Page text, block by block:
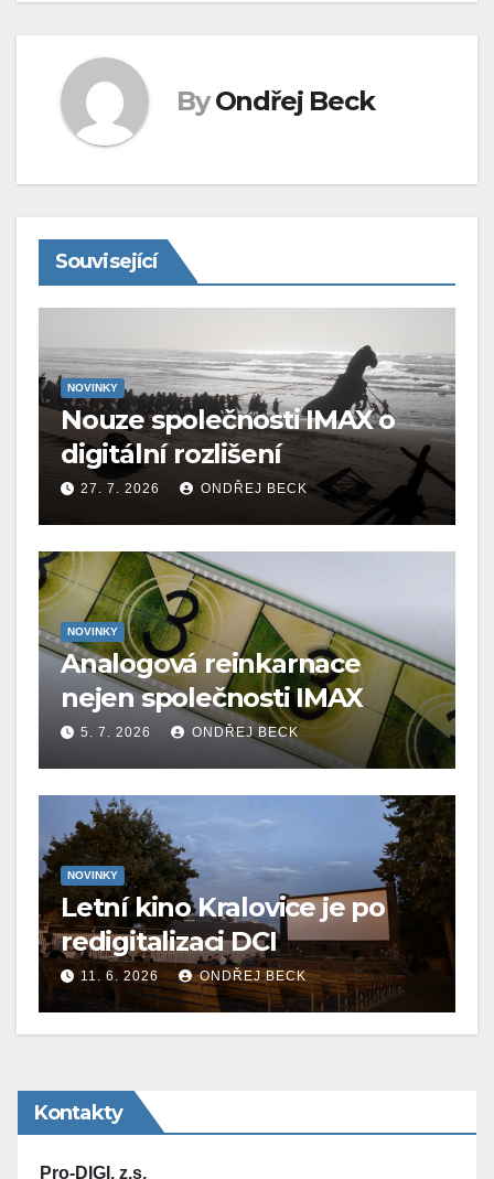
By Ondřej Beck
Související
NOVINKY
Nouze společnosti IMAX o
digitální rozlišení
27. 7. 2026 ONDŘEJ BECK
NOVINKY
Analogová reinkarnace
nejen společnosti IMAX
5. 7. 2026 ONDŘEJ BECK
NOVINKY
Letní kino Kralovice je po
redigitalizaci DCI
11. 6. 2026 ONDŘEJ BECK
Kontakty
Pro-DIGI, z.s.